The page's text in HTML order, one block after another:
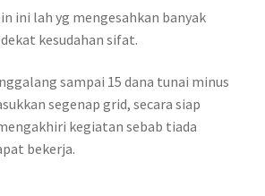
ini lah yg mengesahkan banyak
kesudahan sifat.
sampai 15 dana tunai minus
segenap grid, secara siap
kegiatan sebab tiada
bekerja.